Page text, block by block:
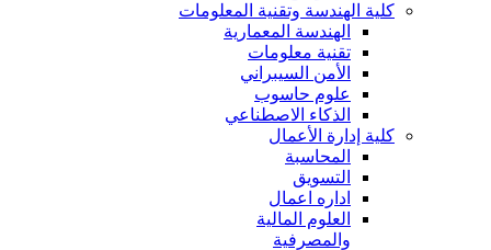
كلية الهندسة وتقنية المعلومات
الهندسة المعمارية
تقنية معلومات
الأمن السيبراني
علوم حاسوب
الذكاء الاصطناعي
كلية إدارة الأعمال
المحاسبة
التسويق
اداره اعمال
العلوم المالية
والمصرفية